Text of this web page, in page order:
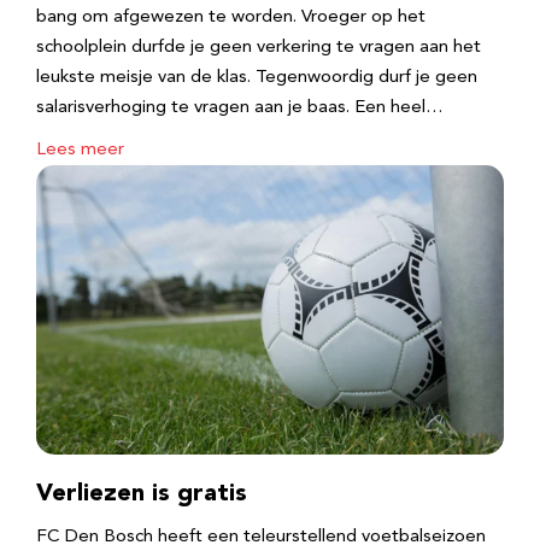
bang om afgewezen te worden. Vroeger op het
schoolplein durfde je geen verkering te vragen aan het
leukste meisje van de klas. Tegenwoordig durf je geen
salarisverhoging te vragen aan je baas. Een heel…
Lees meer
Verliezen is gratis
FC Den Bosch heeft een teleurstellend voetbalseizoen